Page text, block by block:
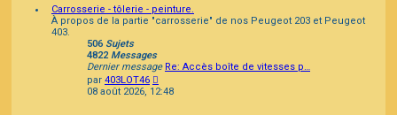
Carrosserie - tôlerie - peinture.
À propos de la partie "carrosserie" de nos Peugeot 203 et Peugeot
403.
506 Sujets
4822Messages
Dernier message Re: Accès boîte de vitesses p…
par 403LOT46
le
08 août 2026, 12:48